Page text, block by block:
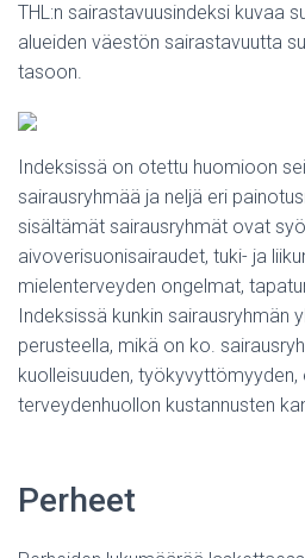
THL:n sairastavuusindeksi kuvaa
alueiden väestön sairastavuutta
tasoon.
Indeksissä on otettu huomioon
sairausryhmää ja neljä eri
sisältämät sairausryhmät ovat
aivoverisuonisairaudet, tuki- ja
mielenterveyden ongelmat,
Indeksissä kunkin sairausryhmän
perusteella, mikä on ko.
kuolleisuuden, työkyvyttömyyden,
terveydenhuollon kustannusten
Perheet